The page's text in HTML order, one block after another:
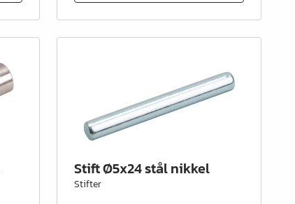
Stift Ø5x24 stål nikkel
Stifter